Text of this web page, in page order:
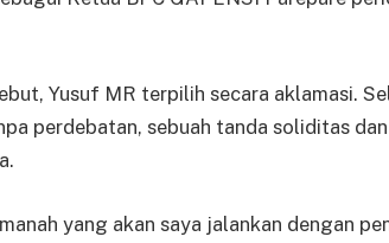
Yusuf MR terpilih secara aklamasi.
perdebatan, sebuah tanda soliditas
yang akan saya jalankan dengan